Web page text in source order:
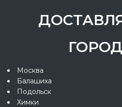
Москва
Балашиха
Подольск
Химки